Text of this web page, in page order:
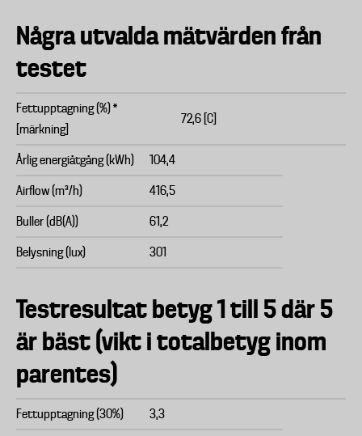
Några utvalda mätvärden från
testet
Fettupptagning (%) *
[märkning]
72,6 [C]
Årlig energiåtgång (kWh) 104,4
Airflow (m³/h) 416,5
Buller (dB(A)) 61,2
Belysning (lux) 301
Testresultat betyg 1 till 5 där 5
är bäst (vikt i totalbetyg inom
parentes)
Fettupptagning (30%) 3,3